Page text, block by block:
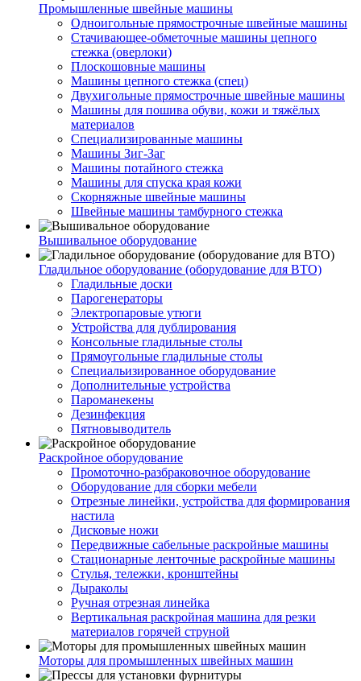
Промышленные швейные машины
Одноигольные прямострочные швейные машины
Стачивающее-обметочные машины цепного
стежка (оверлоки)
Плоскошовные машины
Машины цепного стежка (спец)
Двухигольные прямострочные швейные машины
Машины для пошива обуви, кожи и тяжёлых
материалов
Специализированные машины
Машины Зиг-Заг
Машины потайного стежка
Машины для спуска края кожи
Скорняжные швейные машины
Швейные машины тамбурного стежка
Вышивальное оборудование
Гладильное оборудование (оборудование для ВТО)
Гладильные доски
Парогенераторы
Электропаровые утюги
Устройства для дублирования
Консольные гладильные столы
Прямоугольные гладильные столы
Специальизированное оборудование
Дополнительные устройства
Пароманекены
Дезинфекция
Пятновыводитель
Раскройное оборудование
Промоточно-разбраковочное оборудование
Оборудование для сборки мебели
Отрезные линейки, устройства для формирования
настила
Дисковые ножи
Передвижные сабельные раскройные машины
Стационарные ленточные раскройные машины
Стулья, тележки, кронштейны
Дыраколы
Ручная отрезная линейка
Вертикальная раскройная машина для резки
материалов горячей струной
Моторы для промышленных швейных машин